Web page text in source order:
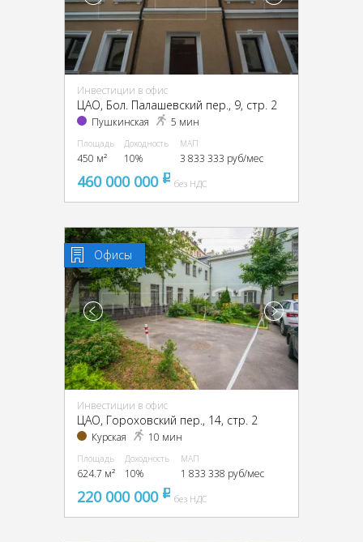
Инвестиции в офис
ЦАО, Бол. Палашевский пер., 9, стр. 2
Пушкинская 5 мин
Площадь
450 м²
Доходность
10%
МАП
3 833 333 руб/мес
460 000 000 pуббез НДС
Офисы
Инвестиции в офис
ЦАО, Гороховский пер., 14, стр. 2
Курская 10 мин
Площадь
624.7 м²
Доходность
10%
МАП
1 833 338 руб/мес
220 000 000 pуббез НДС